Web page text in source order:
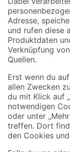
Zahlungsarten
Sicher einkaufen
Jetzt die toom-